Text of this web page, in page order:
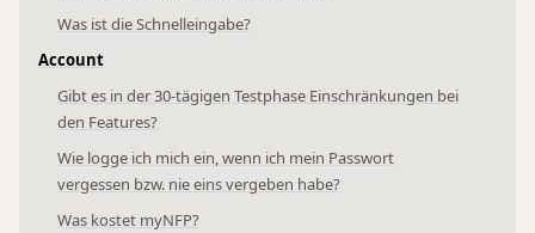
Was ist die Schnelleingabe?
Account
Gibt es in der 30-tägigen Testphase Einschränkungen bei
den Features?
Wie logge ich mich ein, wenn ich mein Passwort
vergessen bzw. nie eins vergeben habe?
Was kostet myNFP?